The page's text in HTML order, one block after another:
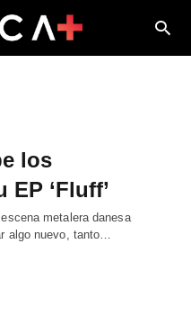
los
‘Fluff’
metalera danesa
algo nuevo, tanto…